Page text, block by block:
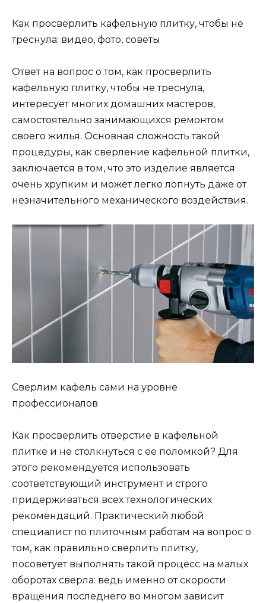
Как просверлить кафельную плитку, чтобы не
треснула: видео, фото, советы
Ответ на вопрос о том, как просверлить
кафельную плитку, чтобы не треснула,
интересует многих домашних мастеров,
самостоятельно занимающихся ремонтом
своего жилья. Основная сложность такой
процедуры, как сверление кафельной плитки,
заключается в том, что это изделие является
очень хрупким и может легко лопнуть даже от
незначительного механического воздействия.
Сверлим кафель сами на уровне
профессионалов
Как просверлить отверстие в кафельной
плитке и не столкнуться с ее поломкой? Для
этого рекомендуется использовать
соответствующий инструмент и строго
придерживаться всех технологических
рекомендаций. Практический любой
специалист по плиточным работам на вопрос о
том, как правильно сверлить плитку,
посоветует выполнять такой процесс на малых
оборотах сверла: ведь именно от скорости
вращения последнего во многом зависит